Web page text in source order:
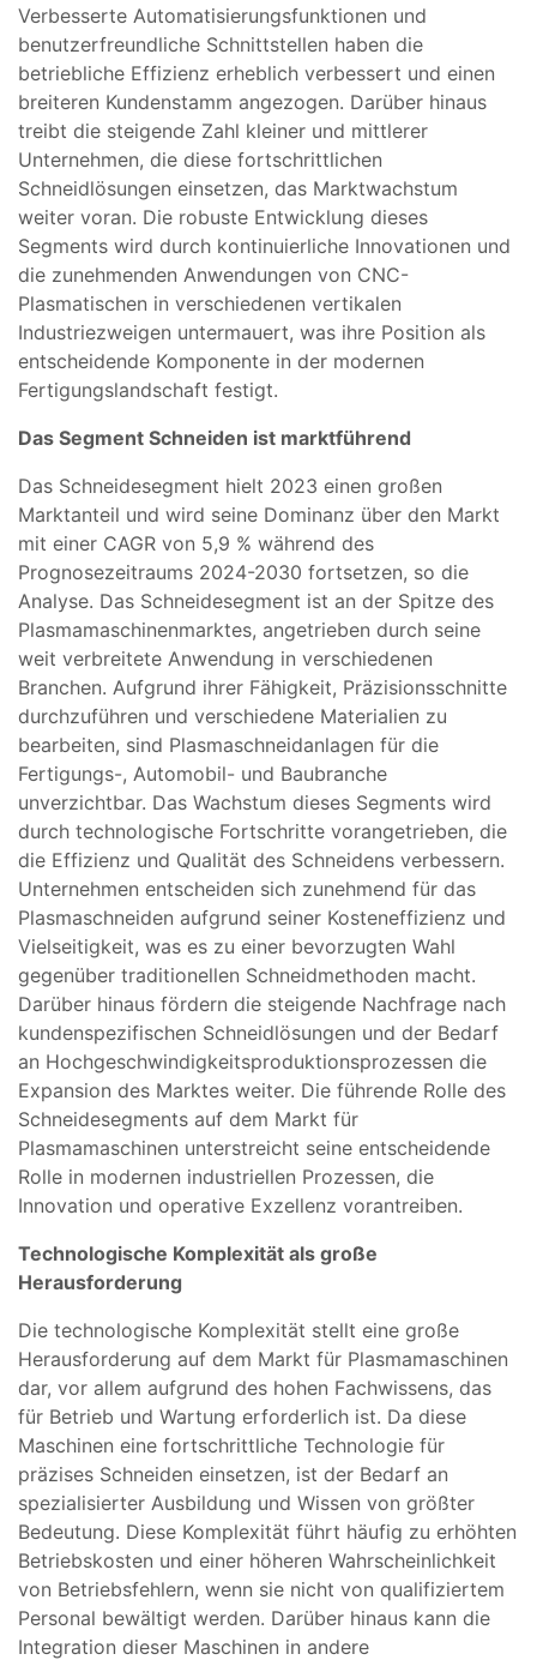
Verbesserte Automatisierungsfunktionen und
benutzerfreundliche Schnittstellen haben die
betriebliche Effizienz erheblich verbessert und einen
breiteren Kundenstamm angezogen. Darüber hinaus
treibt die steigende Zahl kleiner und mittlerer
Unternehmen, die diese fortschrittlichen
Schneidlösungen einsetzen, das Marktwachstum
weiter voran. Die robuste Entwicklung dieses
Segments wird durch kontinuierliche Innovationen und
die zunehmenden Anwendungen von CNC-
Plasmatischen in verschiedenen vertikalen
Industriezweigen untermauert, was ihre Position als
entscheidende Komponente in der modernen
Fertigungslandschaft festigt.
Das Segment Schneiden ist marktführend
Das Schneidesegment hielt 2023 einen großen
Marktanteil und wird seine Dominanz über den Markt
mit einer CAGR von 5,9 % während des
Prognosezeitraums 2024-2030 fortsetzen, so die
Analyse. Das Schneidesegment ist an der Spitze des
Plasmamaschinenmarktes, angetrieben durch seine
weit verbreitete Anwendung in verschiedenen
Branchen. Aufgrund ihrer Fähigkeit, Präzisionsschnitte
durchzuführen und verschiedene Materialien zu
bearbeiten, sind Plasmaschneidanlagen für die
Fertigungs-, Automobil- und Baubranche
unverzichtbar. Das Wachstum dieses Segments wird
durch technologische Fortschritte vorangetrieben, die
die Effizienz und Qualität des Schneidens verbessern.
Unternehmen entscheiden sich zunehmend für das
Plasmaschneiden aufgrund seiner Kosteneffizienz und
Vielseitigkeit, was es zu einer bevorzugten Wahl
gegenüber traditionellen Schneidmethoden macht.
Darüber hinaus fördern die steigende Nachfrage nach
kundenspezifischen Schneidlösungen und der Bedarf
an Hochgeschwindigkeitsproduktionsprozessen die
Expansion des Marktes weiter. Die führende Rolle des
Schneidesegments auf dem Markt für
Plasmamaschinen unterstreicht seine entscheidende
Rolle in modernen industriellen Prozessen, die
Innovation und operative Exzellenz vorantreiben.
Technologische Komplexität als große
Herausforderung
Die technologische Komplexität stellt eine große
Herausforderung auf dem Markt für Plasmamaschinen
dar, vor allem aufgrund des hohen Fachwissens, das
für Betrieb und Wartung erforderlich ist. Da diese
Maschinen eine fortschrittliche Technologie für
präzises Schneiden einsetzen, ist der Bedarf an
spezialisierter Ausbildung und Wissen von größter
Bedeutung. Diese Komplexität führt häufig zu erhöhten
Betriebskosten und einer höheren Wahrscheinlichkeit
von Betriebsfehlern, wenn sie nicht von qualifiziertem
Personal bewältigt werden. Darüber hinaus kann die
Integration dieser Maschinen in andere